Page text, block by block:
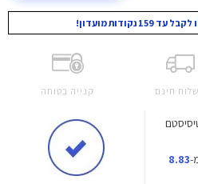
נקודות מועדון!
חינם קנייה בטוחה
8.83